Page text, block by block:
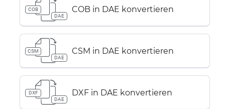
COB
DAE
COB in DAE konvertieren
CSM
DAE
CSM in DAE konvertieren
DXF
DAE
DXF in DAE konvertieren